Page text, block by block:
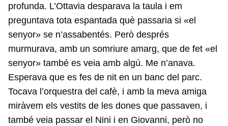
profunda. L’Ottavia desparava la taula i em
preguntava tota espantada què passaria si «el
senyor» se n’assabentés. Però després
murmurava, amb un somriure amarg, que de fet «el
senyor» també es veia amb algú. Me n’anava.
Esperava que es fes de nit en un banc del parc.
Tocava l’orquestra del cafè, i amb la meva amiga
miràvem els vestits de les dones que passaven, i
també veia passar el Nini i en Giovanni, però no